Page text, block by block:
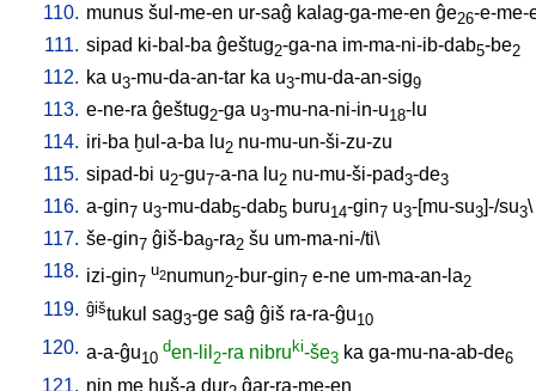
110. munus šul-me-en ur-saĝ kalag-ga-me-en ĝe26-e-me-
111. sipad ki-bal-ba ĝeštug2-ga-na im-ma-ni-ib-dab5-be2
112. ka u3-mu-da-an-tar ka u3-mu-da-an-sig9
113. e-ne-ra ĝeštug2-ga u3-mu-na-ni-in-u18-lu
114. iri-ba ḫul-a-ba lu2 nu-mu-un-ši-zu-zu
115. sipad-bi u2-gu7-a-na lu2 nu-mu-ši-pad3-de3
116. a-gin7 u3-mu-dab5-dab5 buru14-gin7 u3-[mu-su3]-/su3\
117. še-gin7 ĝiš-ba9-ra2 šu um-ma-ni-/ti\
118. izi-gin7
u2numun2-bur-gin7 e-ne um-ma-an-la2
119. ĝištukul sag3-ge saĝ ĝiš ra-ra-ĝu10
120. a-a-ĝu10
den-lil 2-ra nibruki-še3 ka ga-mu-na-ab-de6
121. nin me ḫuš-a dur ĝar-ra-me-en